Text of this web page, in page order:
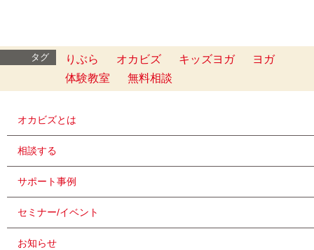
タグ りぶら オカビズ キッズヨガ
ヨガ
体験教室
無料相談
オカビズとは
相談する
サポート事例
セミナー/イベント
お知らせ